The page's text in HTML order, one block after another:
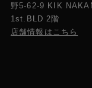
野5-62-9 KIK
1st.BLD 2階
店舗情報はこちら